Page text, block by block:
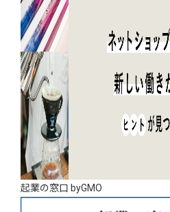
起業の窓口 byGMO